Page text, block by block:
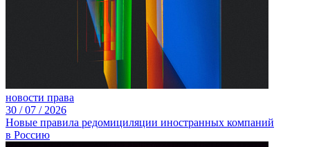
новости права
30 /07 / 2026
Новые правила редомициляции иностранных компаний
в Россию